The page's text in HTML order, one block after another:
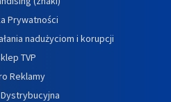
Prywatności
nadużyciom i korupcji
TVP
Reklamy